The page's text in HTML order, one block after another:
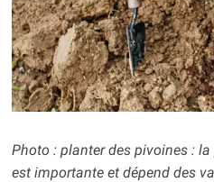
Photo : planter des pivoines :
est importante et dépend des